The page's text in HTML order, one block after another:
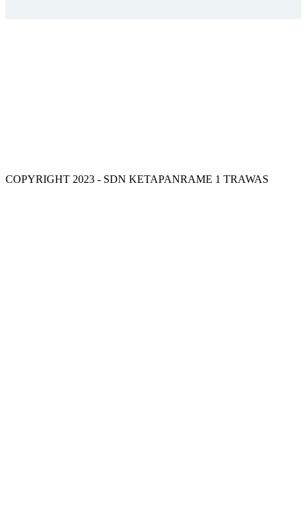
COPYRIGHT 2023 - SDN KETAPANRAME 1 TRAWAS